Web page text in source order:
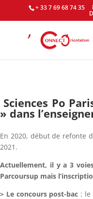
+ 33 7 69 68 74 35
Sciences Po
» dans
En 2020, début de refonte
2021.
Actuellement, il y a 3
Parcoursup mais
> Le concours post-bac : le